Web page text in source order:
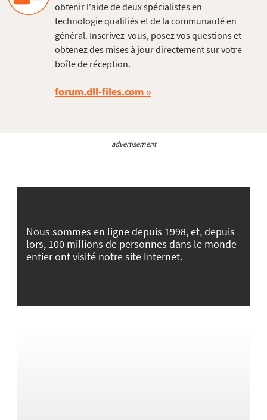
obtenir l'aide de deux spécialistes en
technologie qualifiés et de la communauté en
général. Inscrivez-vous, posez vos questions et
obtenez des mises à jour directement sur votre
boîte de réception.
forum.dll-files.com
advertisement
Nous sommes en ligne depuis 1998, et, depuis
lors, 100 millions de personnes dans le monde
entier ont visité notre site Internet.